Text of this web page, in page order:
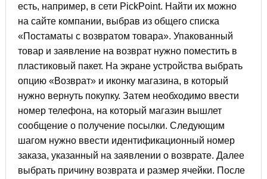
есть, например, в сети PickPoint. Найти их можно
на сайте компании, выбрав из общего списка
«Постаматы с возвратом товара». Упакованный
товар и заявление на возврат нужно поместить в
пластиковый пакет. На экране устройства выбрать
опцию «Возврат» и иконку магазина, в который
нужно вернуть покупку. Затем необходимо ввести
номер телефона, на который магазин вышлет
сообщение о получение посылки. Следующим
шагом нужно ввести идентификационный номер
заказа, указанный на заявлении о возврате. Далее
выбрать причину возврата и размер ячейки. После